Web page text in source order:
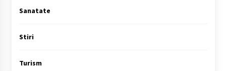
Sanatate
Stiri
Turism